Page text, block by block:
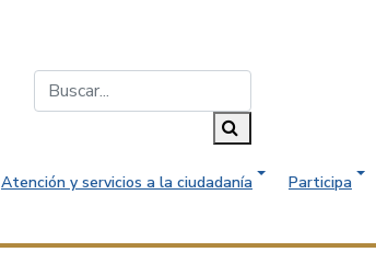
Atención y servicios a la ciudadanía Participa